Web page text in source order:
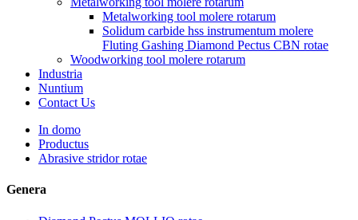
Metalworking tool molere rotarum
Solidum carbide hss instrumentum molere
Fluting Gashing Diamond Pectus CBN rotae
Woodworking tool molere rotarum
Industria
Nuntium
Contact Us
In domo
Productus
Abrasive stridor rotae
Genera